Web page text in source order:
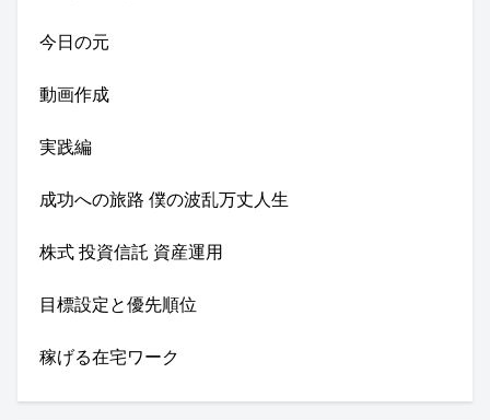
今日の元
動画作成
実践編
成功への旅路 僕の波乱万丈人生
株式 投資信託 資産運用
目標設定と優先順位
稼げる在宅ワーク